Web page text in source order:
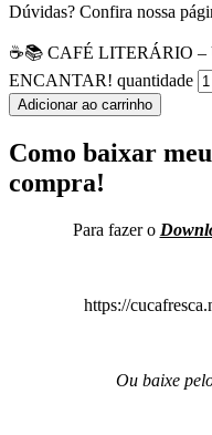
Dúvidas? Confira nossa
☕📚 CAFÉ LITERÁRIO
ENCANTAR! quantidade
Adicionar ao carrinho
Como baixar
compra!
Para fazer o
https://
Ou baixe